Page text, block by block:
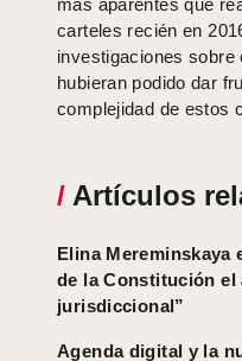
más aparentes que
carteles recién en
investigaciones
hubieran podido dar
complejidad de estos
/ Artículos
Elina Mereminskaya
de la Constitución
jurisdiccional”
Agenda digital y la